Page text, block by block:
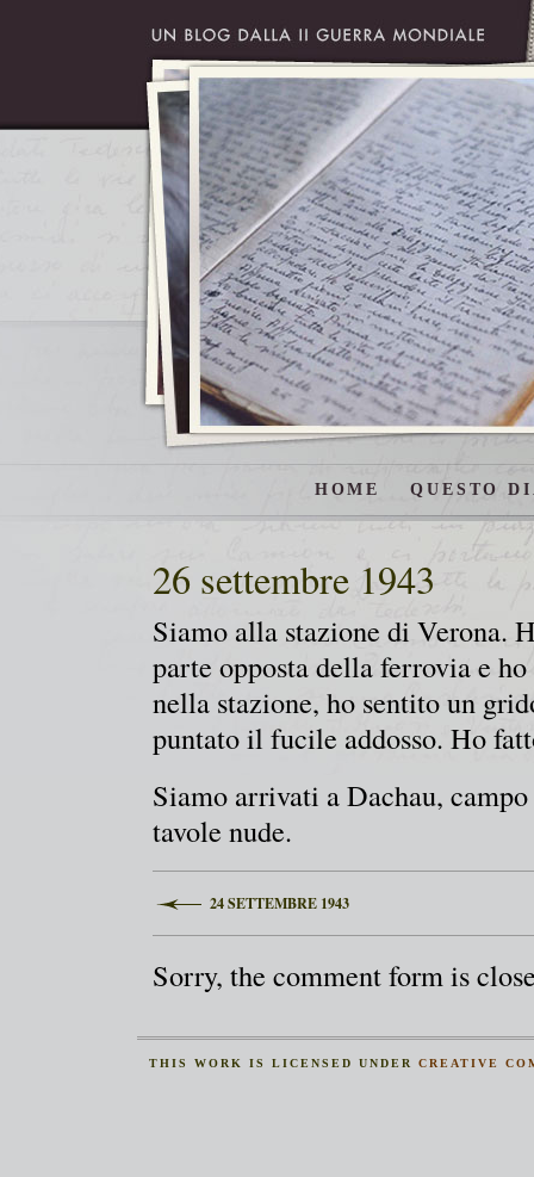
HOME QUESTO
26 settembre 1943
Siamo alla stazione di Verona.
parte opposta della ferrovia e
nella stazione, ho sentito un
puntato il fucile addosso. Ho
Siamo arrivati a Dachau,
tavole nude.
24 SETTEMBRE 1943
Sorry, the comment form is
THIS WORK IS LICENSED UNDERCREATIVE